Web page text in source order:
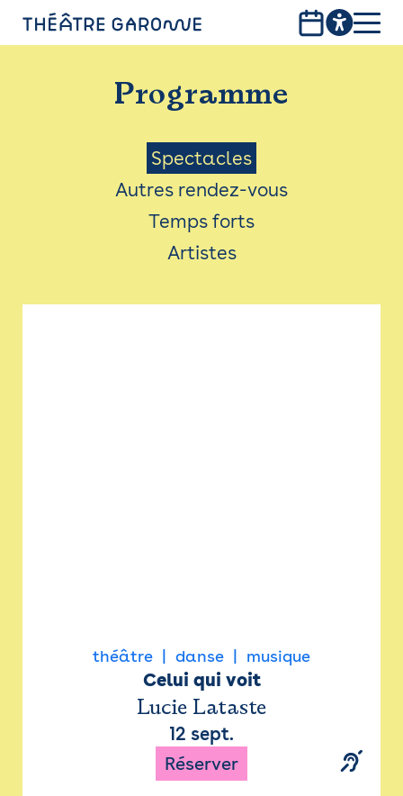
PROGRAMME
INFOS PRATIQUES
AVEC LES PUBLICS
ACCESSIBILITÉ
LES PRODUCTIONS
Programme
Menu
Saison
Spectacles
Autres rendez-vous
Temps forts
Artistes
théâtre danse musique
Celui qui voit
Lucie Lataste
12 sept.
Réserver